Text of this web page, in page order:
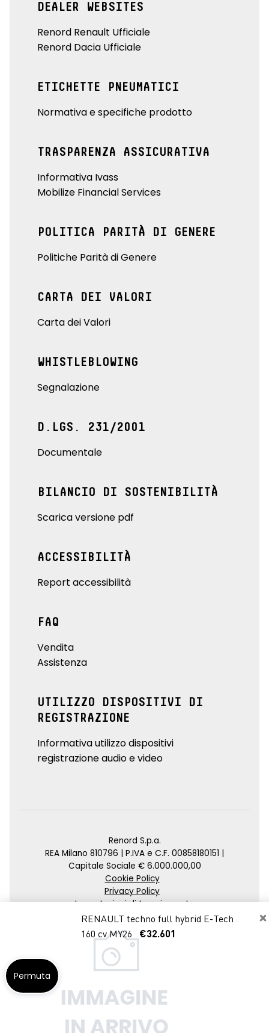
×
RENAULT techno full hybrid E-Tech
160 cv MY26
€32.601
DEALER WEBSITES
Renord Renault Ufficiale
Renord Dacia Ufficiale
ETICHETTE PNEUMATICI
Normativa e specifiche prodotto
TRASPARENZA ASSICURATIVA
Informativa Ivass
Mobilize Financial Services
POLITICA PARITÀ DI GENERE
Politiche Parità di Genere
CARTA DEI VALORI
Carta dei Valori
WHISTLEBLOWING
Segnalazione
D.LGS. 231/2001
Documentale
BILANCIO DI SOSTENIBILITÀ
Scarica versione pdf
ACCESSIBILITÀ
Report accessibilità
FAQ
Vendita
Assistenza
UTILIZZO DISPOSITIVI DI
REGISTRAZIONE
Informativa utilizzo dispositivi
registrazione audio e video
Renord S.p.a.
REA Milano 810796 | P.IVA e C.F. 00858180151 |
Capitale Sociale € 6.000.000,00
Cookie Policy
Privacy Policy
Impostazioni di tracciamento
Credits
Agenzia SEO
Permuta